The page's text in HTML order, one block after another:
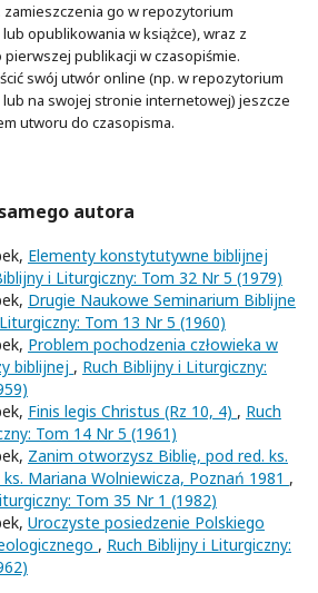
go w repozytorium
opublikowania w książce), wraz z
publikacji w czasopiśmie.
swój utwór online (np. w repozytorium
na swojej stronie internetowej) jeszcze
utworu do czasopisma.
autora
Elementy konstytutywne biblijnej
i Liturgiczny: Tom 32 Nr 5 (1979)
Drugie Naukowe Seminarium Biblijne
Tom 13 Nr 5 (1960)
Problem pochodzenia człowieka w
biblijnej , Ruch Biblijny i Liturgiczny:
Finis legis Christus (Rz 10, 4) , Ruch
Tom 14 Nr 5 (1961)
Zanim otworzysz Biblię, pod red. ks.
Mariana Wolniewicza, Poznań 1981 ,
Tom 35 Nr 1 (1982)
Uroczyste posiedzenie Polskiego
, Ruch Biblijny i Liturgiczny: